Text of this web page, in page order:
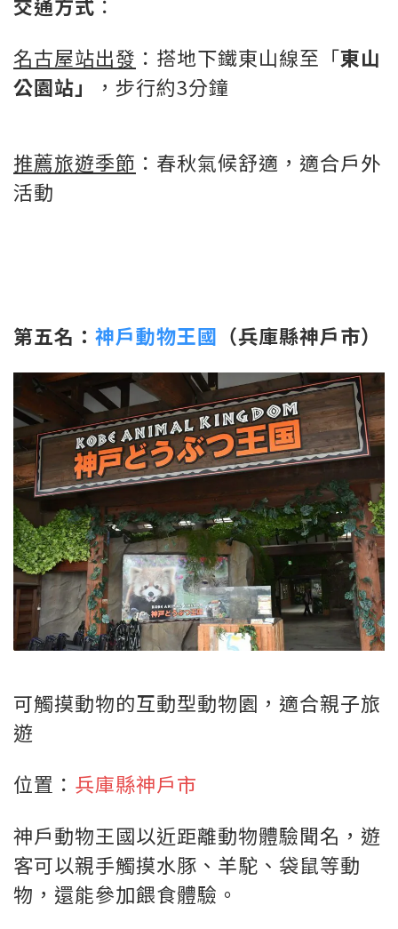
名古屋站出發 ：搭地下鐵東山線至「東山
公園站」
，步行約3分鐘
推薦旅遊季節 ：春秋氣候舒適，適合戶外
活動
第五名： 神戶動物王國 （兵庫縣神戶市）
可觸摸動物的互動型動物園，適合親子旅
遊
位置： 兵庫縣神戶市
神戶動物王國以近距離動物體驗聞名，遊
客可以親手觸摸水豚、羊駝、袋鼠等動
物，還能參加餵食體驗。